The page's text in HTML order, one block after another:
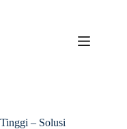
– Solusi